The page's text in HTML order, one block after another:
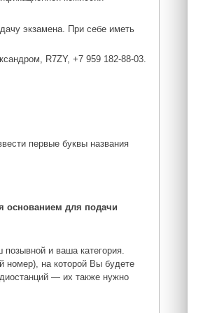
экзамена. При себе иметь
R7ZY, +7 959 182-88-03.
первые буквы названия
основанием для подачи
позывной и ваша категория.
номер), на которой Вы будете
— их также нужно